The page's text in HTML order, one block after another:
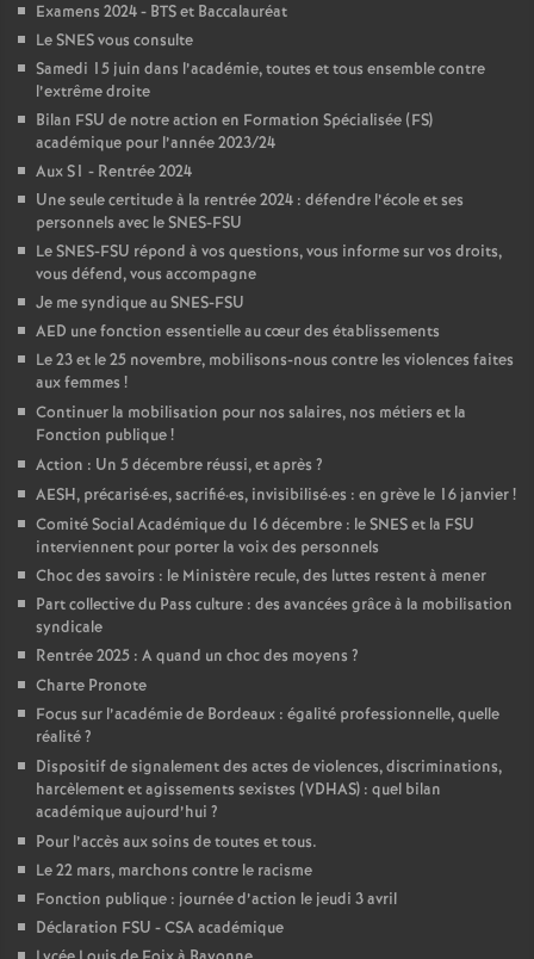
r
l
é
a
s
T
o
u
r
Examens 2024 - BTS et Baccalauréat
Le SNES vous consulte
Samedi 15 juin dans l’académie, toutes et tous ensemble contre
l’extrême droite
Bilan FSU de notre action en Formation Spécialisée (FS)
académique pour l’année 2023/24
Aux S1 - Rentrée 2024
Une seule certitude à la rentrée 2024 : défendre l’école et ses
personnels avec le SNES-FSU
Le SNES-FSU répond à vos questions, vous informe sur vos droits,
vous défend, vous accompagne
Je me syndique au SNES-FSU
AED une fonction essentielle au cœur des établissements
Le 23 et le 25 novembre, mobilisons-nous contre les violences faites
aux femmes !
Continuer la mobilisation pour nos salaires, nos métiers et la
Fonction publique!
Action : Un 5 décembre réussi, et après ?
AESH, précarisé·es, sacrifié·es, invisibilisé·es : en grève le 16 janvier!
Comité Social Académique du 16 décembre : le SNES et la FSU
interviennent pour porter la voix des personnels
Choc des savoirs : le Ministère recule, des luttes restent à mener
Part collective du Pass culture : des avancées grâce à la mobilisation
syndicale
Rentrée 2025 : A quand un choc des moyens ?
Charte Pronote
Focus sur l’académie de Bordeaux : égalité professionnelle, quelle
réalité?
Dispositif de signalement des actes de violences, discriminations,
harcèlement et agissements sexistes (VDHAS) : quel bilan
académique aujourd’hui ?
Pour l’accès aux soins de toutes et tous.
Le 22 mars, marchons contre le racisme
Fonction publique : journée d’action le jeudi 3 avril
Déclaration FSU - CSA académique